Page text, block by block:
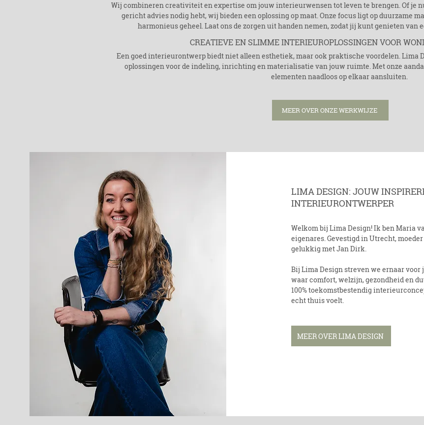
Wij combineren creativiteit en expertise om jouw interieurwensen tot leven te brengen. Of je
gericht advies nodig hebt, wij bieden een oplossing op maat. Onze focus ligt op duurzame
harmonieus geheel. Laat ons de zorgen uit handen nemen, zodat jij kunt genieten van
CREATIEVE EN SLIMME INTERIEUROPLOSSINGEN VOOR
​​​Een goed interieurontwerp biedt niet alleen esthetiek, maar ook praktische voordelen. Lima
oplossingen voor de indeling, inrichting en materialisatie van jouw ruimte. Met onze
elementen naadloos op elkaar aansluiten.
MEER OVER ONZE WERKWIJZE
LIMA DESIGN: JOUW
INTERIEURONTWERPER
Welkom bij Lima Design! Ik ben Maria
eigenares. Gevestigd in Utrecht,
gelukkig met Jan Dirk.
Bij Lima Design streven we ernaar
waar comfort, welzijn, gezondheid en
100% toekomstbestendig
echt thuis voelt.
MEER OVER LIMA DESIGN